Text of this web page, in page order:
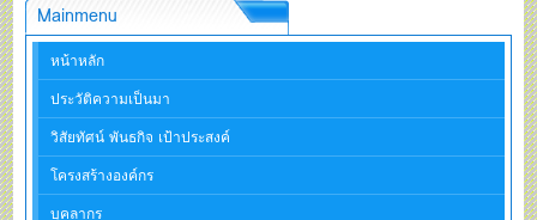
Mainmenu
หน้าหลัก
ประวัติความเป็นมา
วิสัยทัศน์ พันธกิจ เป้าประสงค์
โครงสร้างองค์กร
บุคลากร